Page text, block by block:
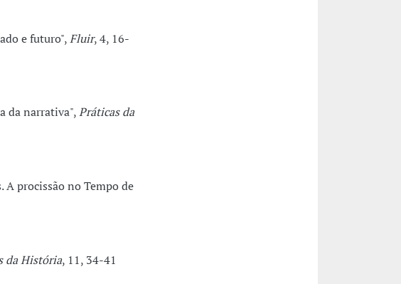
e futuro",Fluir, 4, 16-
da narrativa",Práticas da
A procissão no Tempo de
da História, 11, 34-41